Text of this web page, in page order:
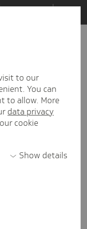
den
Kommentaren
to our
You can
to allow. More
data privacy
cookie
Show details